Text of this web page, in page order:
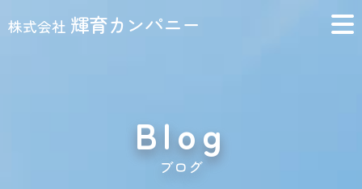
株式会社 輝育カンパニー
ブログ
Blog